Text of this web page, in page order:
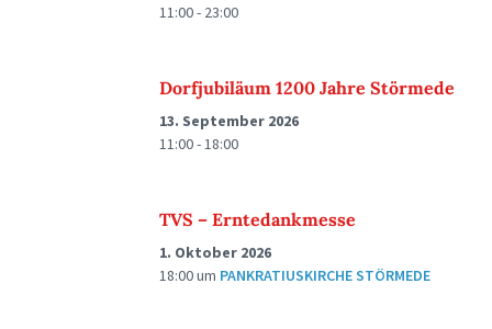
11:00 - 23:00
Dorfjubiläum 1200 Jahre Störmede
13. September 2026
11:00 - 18:00
TVS – Erntedankmesse
1. Oktober 2026
18:00um PANKRATIUSKIRCHE STÖRMEDE